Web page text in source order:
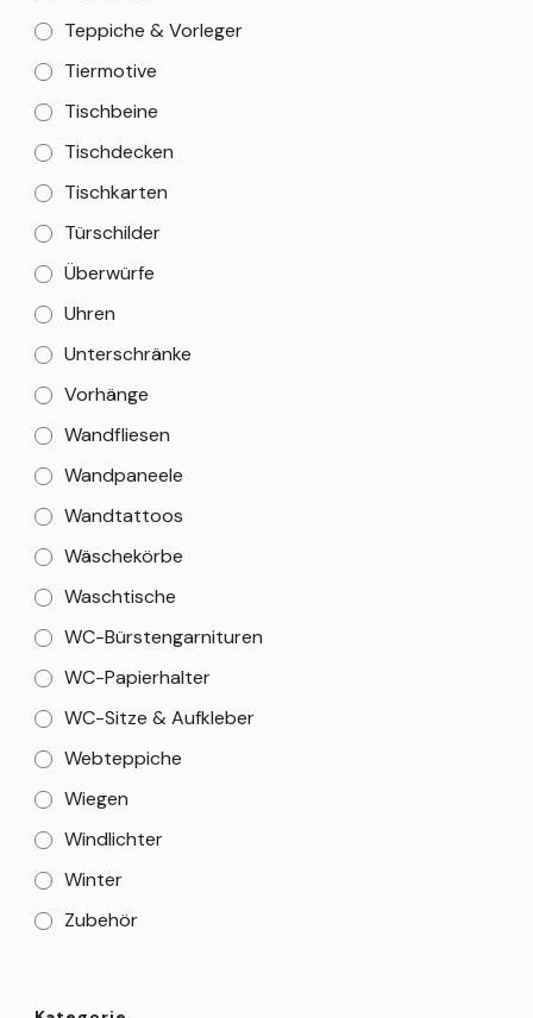
Teppiche & Vorleger
Tiermotive
Tischbeine
Tischdecken
Tischkarten
Türschilder
Überwürfe
Uhren
Unterschränke
Vorhänge
Wandfliesen
Wandpaneele
Wandtattoos
Wäschekörbe
Waschtische
WC-Bürstengarnituren
WC-Papierhalter
WC-Sitze & Aufkleber
Webteppiche
Wiegen
Windlichter
Winter
Zubehör